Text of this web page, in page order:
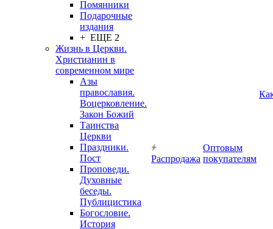
Помянники
Подарочные
издания
+ ЕЩЕ 2
Жизнь в Церкви.
Христианин в
современном мире
Азы
православия.
Воцерковление.
Закон Божий
Таинства
Церкви
Праздники.
Пост
Проповеди.
Духовные
беседы.
Публицистика
Богословие.
История
Распродажа
Оптовым
покупателям